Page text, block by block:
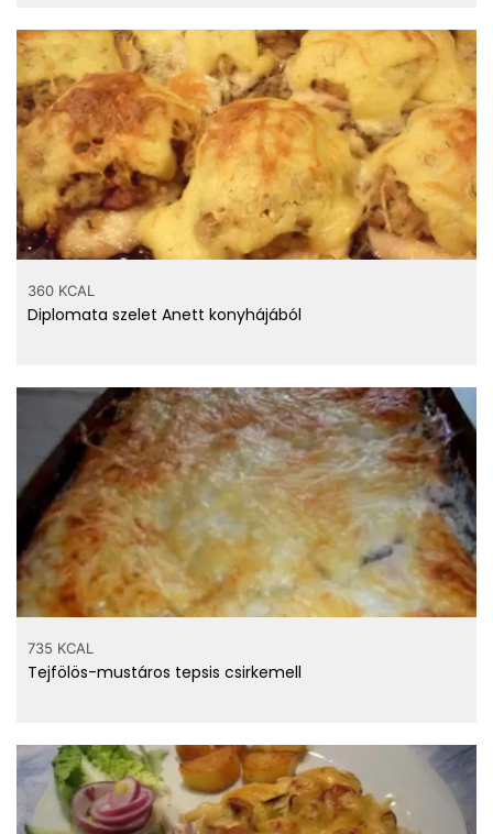
360 KCAL
Diplomata szelet Anett konyhájából
735 KCAL
Tejfölös-mustáros tepsis csirkemell